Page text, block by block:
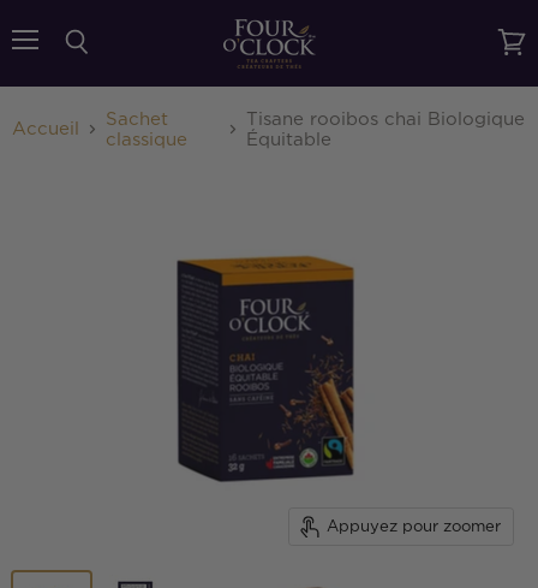
le
Accueil
Sachet
classique
Tisane rooibos chai Biologique
Équitable
Appuyez pour zoomer
{{currency}}{{discount}} undefined
View Cart